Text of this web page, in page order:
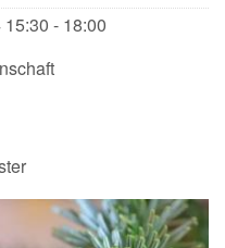
- 18:00